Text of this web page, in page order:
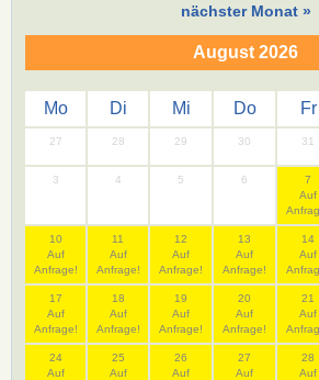
nächster Monat »
August 2026
Mo Di Mi Do Fr
27 28 29 30 31
3 4 5 6
7
Auf
10
Auf
Anfrage!
11
Auf
Anfrage!
12
Auf
Anfrage!
13
Auf
Anfrage!
14
Auf
17
Auf
Anfrage!
18
Auf
Anfrage!
19
Auf
Anfrage!
20
Auf
Anfrage!
21
Auf
24
Auf
25
Auf
26
Auf
27
Auf
28
Auf